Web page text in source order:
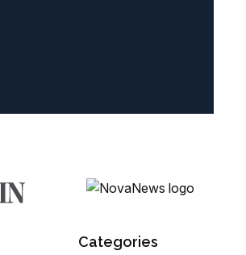
Categories